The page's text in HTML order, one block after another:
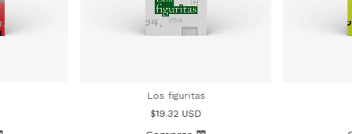
Los figuritas
$19.32 USD